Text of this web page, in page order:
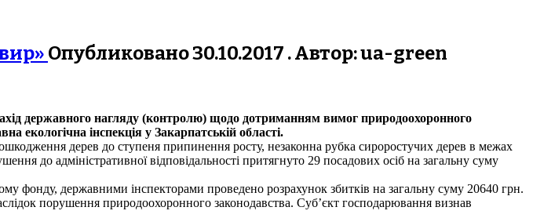
Опубликовано 30.10.2017 . Автор: ua-green
державного нагляду (контролю) щодо дотриманням вимог природоохоронного
екологічна інспекція у Закарпатській області.
дерев до ступеня припинення росту, незаконна рубка сироростучих дерев в межах
до адміністративної відповідальності притягнуто 29 посадових осіб на загальну суму
фонду, державними інспекторами проведено розрахунок збитків на загальну суму 20640 грн.
порушення природоохоронного законодавства. Суб’єкт господарювання визнав